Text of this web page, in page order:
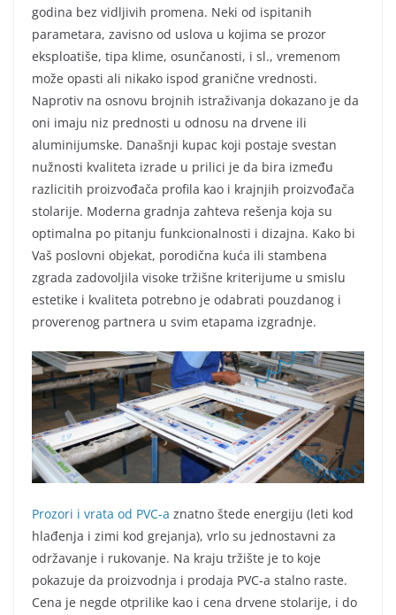
godina bez vidljivih promena. Neki od ispitanih
parametara, zavisno od uslova u kojima se prozor
eksploatiše, tipa klime, osunčanosti, i sl., vremenom
može opasti ali nikako ispod granične vrednosti.
Naprotiv na osnovu brojnih istraživanja dokazano je da
oni imaju niz prednosti u odnosu na drvene ili
aluminijumske. Današnji kupac koji postaje svestan
nužnosti kvaliteta izrade u prilici je da bira između
razlicitih proizvođača profila kao i krajnjih proizvođača
stolarije. Moderna gradnja zahteva rešenja koja su
optimalna po pitanju funkcionalnosti i dizajna. Kako bi
Vaš poslovni objekat, porodična kuća ili stambena
zgrada zadovoljila visoke tržišne kriterijume u smislu
estetike i kvaliteta potrebno je odabrati pouzdanog i
proverenog partnera u svim etapama izgradnje.
Prozori i vrata od PVC-a znatno štede energiju (leti kod
hlađenja i zimi kod grejanja), vrlo su jednostavni za
održavanje i rukovanje. Na kraju tržište je to koje
pokazuje da proizvodnja i prodaja PVC-a stalno raste.
Cena je negde otprilike kao i cena drvene stolarije, i do